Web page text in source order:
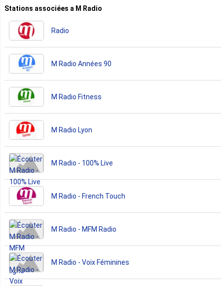
Stations associées a M Radio
Radio
M Radio Années 90
M Radio Fitness
M Radio Lyon
M Radio - 100% Live
M Radio - French Touch
M Radio - MFM Radio
M Radio - Voix Féminines